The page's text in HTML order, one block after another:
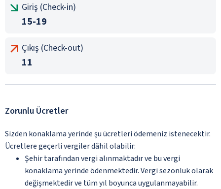
Giriş (Check-in)
15-19
Çıkış (Check-out)
11
Zorunlu Ücretler
Sizden konaklama yerinde şu ücretleri ödemeniz istenecektir.
Ücretlere geçerli vergiler dâhil olabilir:
Şehir tarafından vergi alınmaktadır ve bu vergi
konaklama yerinde ödenmektedir. Vergi sezonluk olarak
değişmektedir ve tüm yıl boyunca uygulanmayabilir.